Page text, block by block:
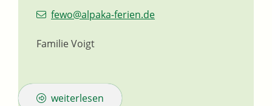
fewo@alpaka-ferien.de
Familie Voigt
weiterlesen